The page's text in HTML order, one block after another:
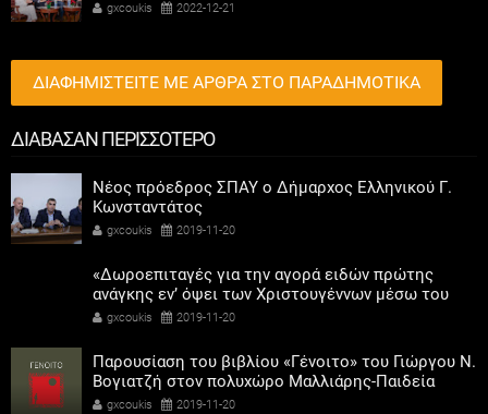
συμμετοχή των γυναικών στην πολιτική
gxcoukis 2022-12-21
ΔΙΑΦΗΜΙΣΤΕΙΤΕ ΜΕ ΑΡΘΡΑ ΣΤΟ ΠΑΡΑΔΗΜΟΤΙΚΑ
ΔΙΑΒΑΣΑΝ ΠΕΡΙΣΣΟΤΕΡΟ
Νέος πρόεδρος ΣΠΑΥ ο Δήμαρχος Ελληνικού Γ.
Κωνσταντάτος
gxcoukis 2019-11-20
«Δωροεπιταγές για την αγορά ειδών πρώτης
ανάγκης εν’ όψει των Χριστουγέννων μέσω του
Τμήματος Κοινωνικής Προστασίας»
gxcoukis 2019-11-20
Παρουσίαση του βιβλίου «Γένοιτο» του Γιώργου Ν.
Βογιατζή στον πολυχώρο Μαλλιάρης-Παιδεία
«Ανατόλια»
gxcoukis 2019-11-20